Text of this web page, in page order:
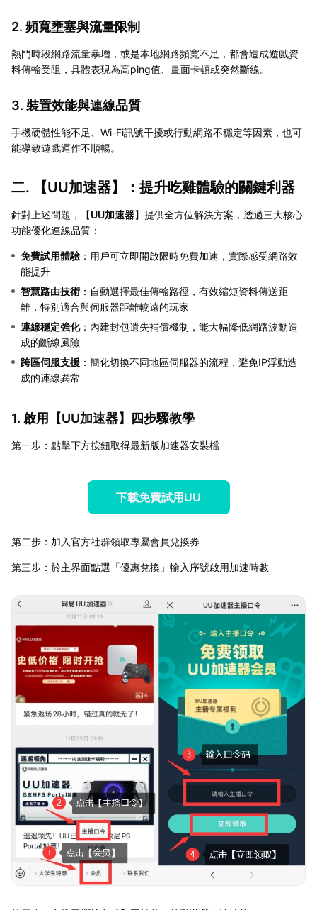
2. 頻寬壅塞與流量限制
熱門時段網路流量暴增，或是本地網路頻寬不足，都會造成遊戲資
料傳輸受阻，具體表現為高ping值、畫面卡頓或突然斷線。
3. 裝置效能與連線品質
手機硬體性能不足、Wi-Fi訊號干擾或行動網路不穩定等因素，也可
能導致遊戲運作不順暢。
二. 【UU加速器】：提升吃雞體驗的關鍵利器
針對上述問題，【UU加速器】提供全方位解決方案，透過三大核心
功能優化連線品質：
免費試用體驗 ：用戶可立即開啟限時免費加速，實際感受網路效
能提升
智慧路由技術 ：自動選擇最佳傳輸路徑，有效縮短資料傳送距
離，特別適合與伺服器距離較遠的玩家
連線穩定強化：內建封包遺失補償機制，能大幅降低網路波動造
成的斷線風險
跨區伺服支援 ：簡化切換不同地區伺服器的流程，避免IP浮動造
成的連線異常
1. 啟用【UU加速器】四步驟教學
第一步：點擊下方按鈕取得最新版加速器安裝檔
下載免費試用UU
第二步：加入官方社群領取專屬會員兌換券
第三步：於主界面點選「優惠兌換」輸入序號啟用加速時數